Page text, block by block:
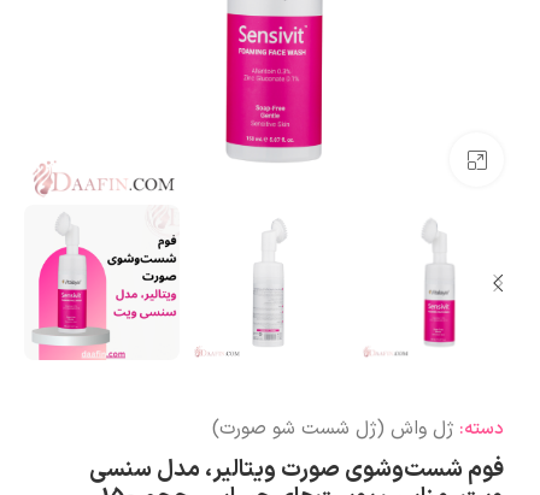
دسته: ژل واش (ژل شست شو صورت)
فوم شست‌وشوی صورت ویتالیر، مدل سنسی